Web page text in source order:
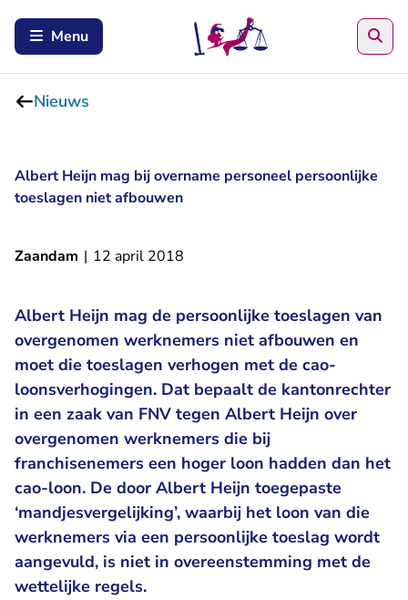
Menu
Nieuws
Albert Heijn mag bij overname personeel persoonlijke
toeslagen niet afbouwen
Zaandam | 12 april 2018
Albert Heijn mag de persoonlijke toeslagen van
overgenomen werknemers niet afbouwen en
moet die toeslagen verhogen met de cao-
loonsverhogingen. Dat bepaalt de kantonrechter
in een zaak van FNV tegen Albert Heijn over
overgenomen werknemers die bij
franchisenemers een hoger loon hadden dan het
cao-loon. De door Albert Heijn toegepaste
‘mandjesvergelijking’, waarbij het loon van die
werknemers via een persoonlijke toeslag wordt
aangevuld, is niet in overeenstemming met de
wettelijke regels.